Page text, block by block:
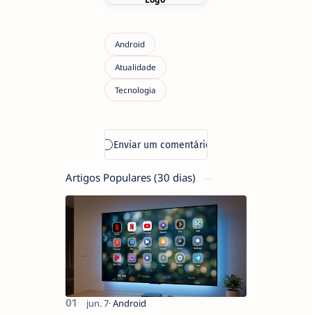
Artigos Populares (30 dias)